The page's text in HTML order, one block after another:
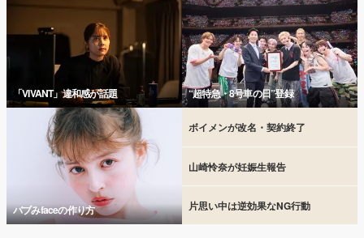
「VIVANT」違和感が話題 “超特急・8号車の日”登録
バブみfaceの作り方
ボイメンが改名・契約終了
山崎怜奈が妊娠生報告
片思い中は逆効果なNG行動